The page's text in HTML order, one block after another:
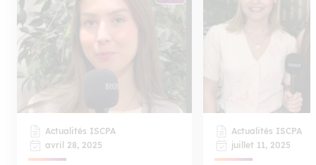
Actualités ISCPA
avril 28, 2025
Actualités ISCPA
juillet 11, 2025